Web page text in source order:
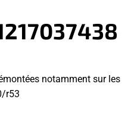
notamment sur les
r53